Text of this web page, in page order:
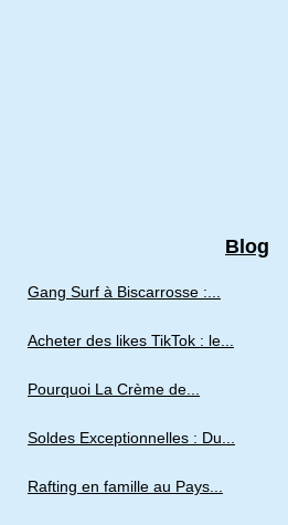
Blog
Gang Surf à Biscarrosse :...
Acheter des likes TikTok : le...
Pourquoi La Crème de...
Soldes Exceptionnelles : Du...
Rafting en famille au Pays...